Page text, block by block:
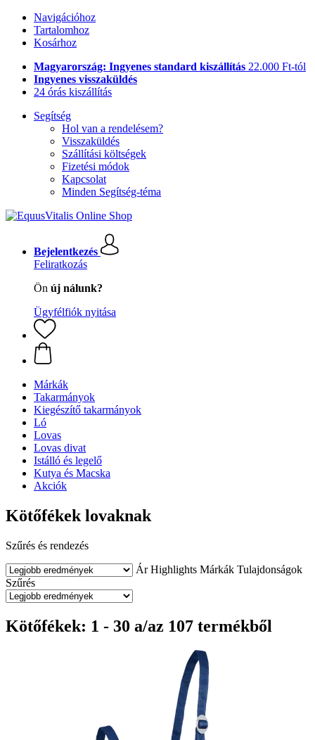
Navigációhoz
Tartalomhoz
Kosárhoz
Magyarország: Ingyenes standard kiszállítás 22.000 Ft-tól
Ingyenes visszaküldés
24 órás kiszállítás
Segítség
Hol van a rendelésem?
Visszaküldés
Szállítási költségek
Fizetési módok
Kapcsolat
Minden Segítség-téma
Bejelentkezés
Feliratkozás
Ön új nálunk?
Ügyfélfiók nyitása
Márkák
Takarmányok
Kiegészítő takarmányok
Ló
Lovas
Lovas divat
Istálló és legelő
Kutya és Macska
Akciók
Kötőfékek lovaknak
Szűrés és rendezés
Ár Highlights Márkák Tulajdonságok
Szűrés
Kötőfékek: 1 - 30 a/az 107 termékből